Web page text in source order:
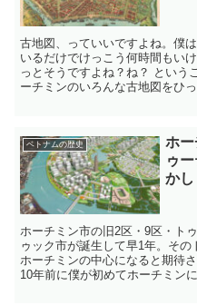
古地図、っていいですよね。僕
いるだけでけっこう何時間もい
っとそうですよね？ね？ という
ーチミンのいろんな古地図をひ
ベトナムの歴史
ホー
ゥ
かし
ホーチミン市の旧2区・9区・ト
ゥック市が誕生して早1年。そ
ホーチミンの中心になると期待
10年前に僕が初めてホーチミン